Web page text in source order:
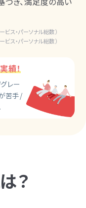
ス・パーソナル総数）
ス・パーソナル総数）
績！
レー
苦手/
？